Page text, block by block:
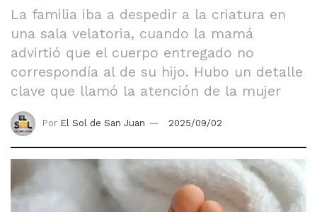
La familia iba a despedir a la criatura en
una sala velatoria, cuando la mamá
advirtió que el cuerpo entregado no
correspondía al de su hijo. Hubo un detalle
clave que llamó la atención de la mujer
Por El Sol de San Juan 2025/09/02